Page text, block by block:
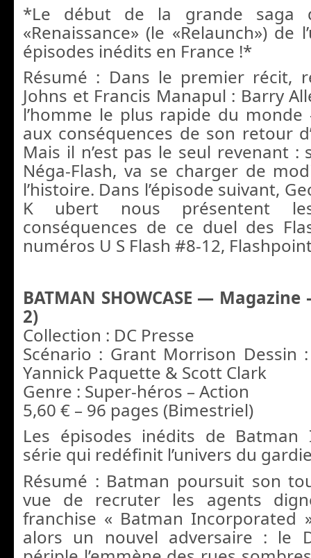
*Le début de la grande saga
«Renaissance» (le «Relaunch») de
épisodes inédits en France !*
Résumé : Dans le premier récit,
Johns et Francis Manapul : Barry
l’homme le plus rapide du
aux conséquences de son retour
Mais il n’est pas le seul revenant :
Néga-Flash, va se charger de
l’histoire. Dans l’épisode suivant,
K ubert nous présentent les
conséquences de ce duel des
numéros U S Flash #8-12,
BATMAN SHOWCASE —
2)
Collection : DC Presse
Scénario : Grant Morrison Dessin
Yannick Paquette & Scott Clark
Genre : Super-héros – Action
5,60 € – 96 pages (Bimestriel)
Les épisodes inédits de Batman
série qui redéfinit l’univers du
Résumé : Batman poursuit son
vue de recruter les agents
franchise « Batman Incorporated
alors un nouvel adversaire : le